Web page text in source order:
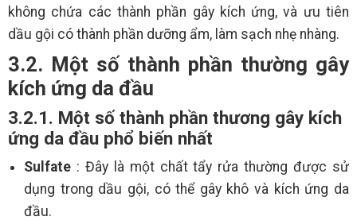
không chứa các thành phần gây kích ứng, và ưu tiên
dầu gội có thành phần dưỡng ẩm, làm sạch nhẹ nhàng.
3.2. Một số thành phần thường gây
kích ứng da đầu
3.2.1. Một số thành phần thương gây kích
ứng da đầu phổ biến nhất
Sulfate : Đây là một chất tẩy rửa thường được sử
dụng trong dầu gội, có thể gây khô và kích ứng da
đầu.